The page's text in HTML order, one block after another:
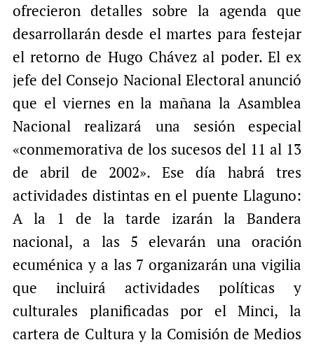
ofrecieron detalles sobre la agenda que
desarrollarán desde el martes para festejar
el retorno de Hugo Chávez al poder. El ex
jefe del Consejo Nacional Electoral anunció
que el viernes en la mañana la Asamblea
Nacional realizará una sesión especial
«conmemorativa de los sucesos del 11 al 13
de abril de 2002». Ese día habrá tres
actividades distintas en el puente Llaguno:
A la 1 de la tarde izarán la Bandera
nacional, a las 5 elevarán una oración
ecuménica y a las 7 organizarán una vigilia
que incluirá actividades políticas y
culturales planificadas por el Minci, la
cartera de Cultura y la Comisión de Medios